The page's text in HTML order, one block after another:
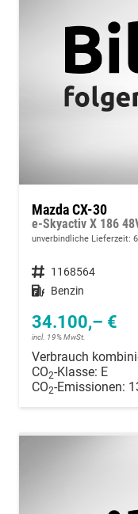
Mazda CX-30
e-Skyactiv X 186
unverbindliche Lieferzeit:
Fahrzeugnummer 1168564
Kraftstoff Benzin
34.100,– €
incl. 19% MwSt.
Verbrauch
CO2-Klasse: E
CO2-Emissionen: